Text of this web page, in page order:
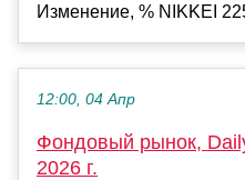
Изменение, % NIKKEI
12:00, 04 Апр
Фондовый рынок,
2026 г.